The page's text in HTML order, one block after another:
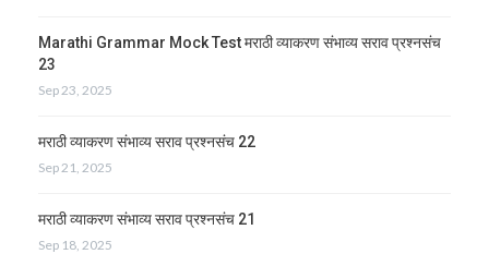
Marathi Grammar Mock Test मराठी व्याकरण संभाव्य सराव प्रश्नसंच
23
Sep 23, 2025
मराठी व्याकरण संभाव्य सराव प्रश्नसंच 22
Sep 21, 2025
मराठी व्याकरण संभाव्य सराव प्रश्नसंच 21
Sep 18, 2025